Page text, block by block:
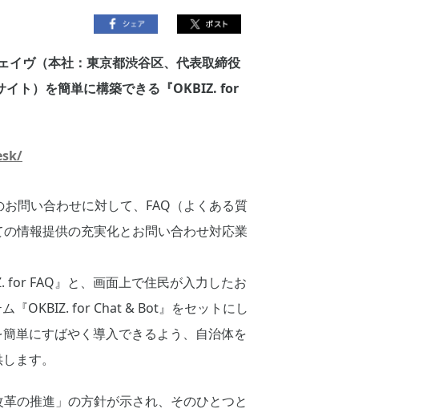
イヴ（本社：東京都渋谷区、代表取締役
ト）を簡単に構築できる『OKBIZ. for
問い合わせに対して、FAQ（よくある質
情報提供の充実化とお問い合わせ対応業
for FAQ』と、画面上で住民が入力したお
『OKBIZ. for Chat & Bot』をセットにし
単にすばやく導入できるよう、自治体を
ます。
の推進」の方針が示され、そのひとつと